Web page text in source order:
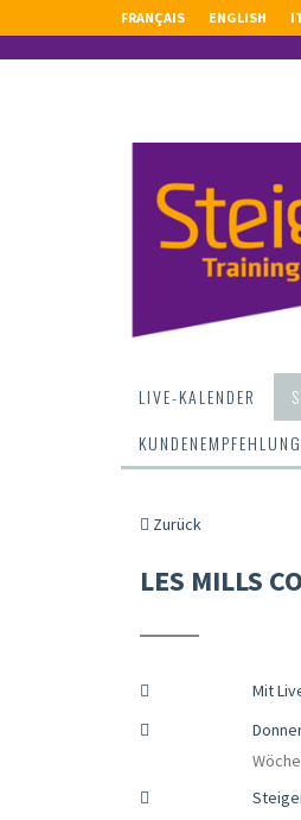
FRANÇAIS ENGLISH
LIVE-KALENDER
Zurück
LES MILLS
Mit